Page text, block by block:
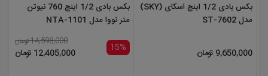
بکس بادی 1/2 اینچ اسکای (SKY)
مدل ST-7602
9,650,000 تومان
بکس بادی 1/2 اینچ 760 نیوتن
متر نووا مدل NTA-1101
15% 14,598,000 تومان
12,405,000 تومان